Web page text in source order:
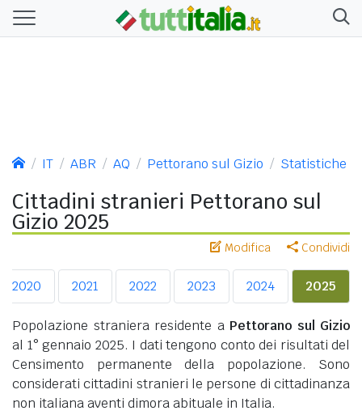
IT ABR AQ Pettorano sul Gizio Statistiche
Cittadini stranieri Pettorano sul
Gizio 2025
Modifica Condividi
2020 2021 2022 2023 2024 2025
Popolazione straniera residente a Pettorano sul Gizio
al 1° gennaio 2025. I dati tengono conto dei risultati del
Censimento permanente della popolazione. Sono
considerati cittadini stranieri le persone di cittadinanza
non italiana aventi dimora abituale in Italia.